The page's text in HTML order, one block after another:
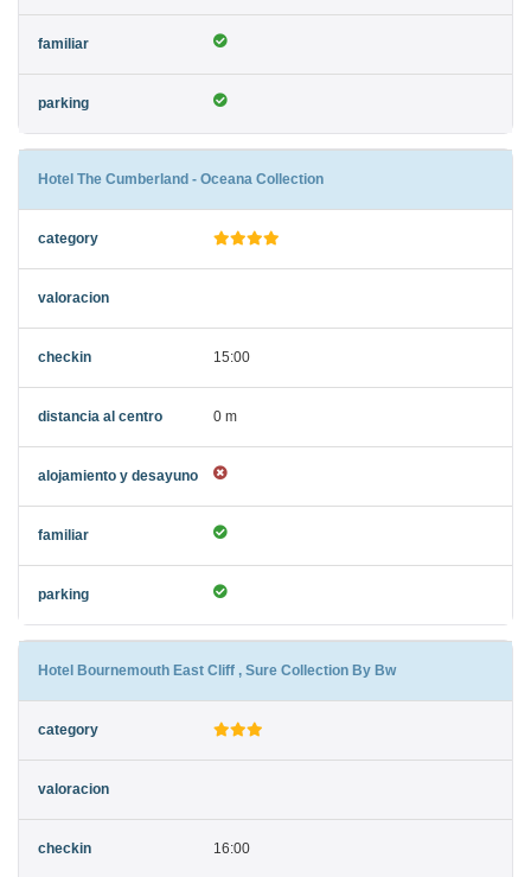
Hotel The Cumberland - Oceana Collection
15:00
0 m
Hotel Bournemouth East Cliff , Sure Collection By Bw
16:00